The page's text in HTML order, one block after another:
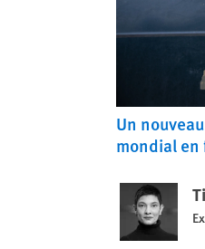
Un
mondial